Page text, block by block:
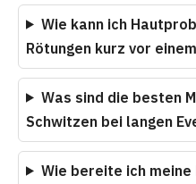
Wie kann ich
Rötungen kurz vor
Was sind die besten
Schwitzen bei langen
Wie bereite ich